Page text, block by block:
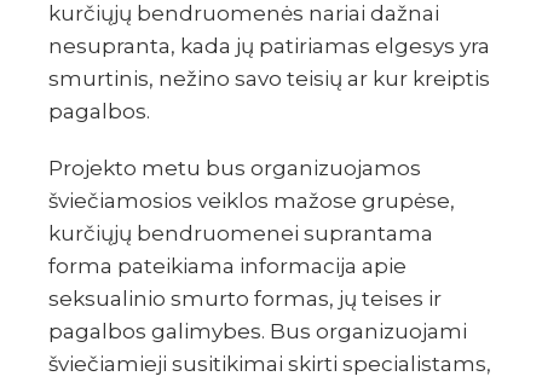
kurčiųjų bendruomenės nariai dažnai
nesupranta, kada jų patiriamas elgesys yra
smurtinis, nežino savo teisių ar kur kreiptis
pagalbos.
Projekto metu bus organizuojamos
šviečiamosios veiklos mažose grupėse,
kurčiųjų bendruomenei suprantama
forma pateikiama informacija apie
seksualinio smurto formas, jų teises ir
pagalbos galimybes. Bus organizuojami
šviečiamieji susitikimai skirti specialistams,